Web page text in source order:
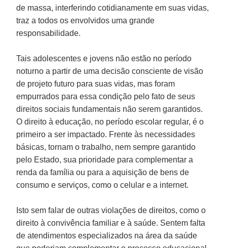
de massa, interferindo cotidianamente em suas vidas,
traz a todos os envolvidos uma grande
responsabilidade.
Tais adolescentes e jovens não estão no período
noturno a partir de uma decisão consciente de visão
de projeto futuro para suas vidas, mas foram
empurrados para essa condição pelo fato de seus
direitos sociais fundamentais não serem garantidos.
O direito à educação, no período escolar regular, é o
primeiro a ser impactado. Frente às necessidades
básicas, tornam o trabalho, nem sempre garantido
pelo Estado, sua prioridade para complementar a
renda da família ou para a aquisição de bens de
consumo e serviços, como o celular e a internet.
Isto sem falar de outras violações de direitos, como o
direito à convivência familiar e à saúde. Sentem falta
de atendimentos especializados na área da saúde